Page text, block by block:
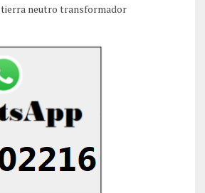
tierra neutro transformador